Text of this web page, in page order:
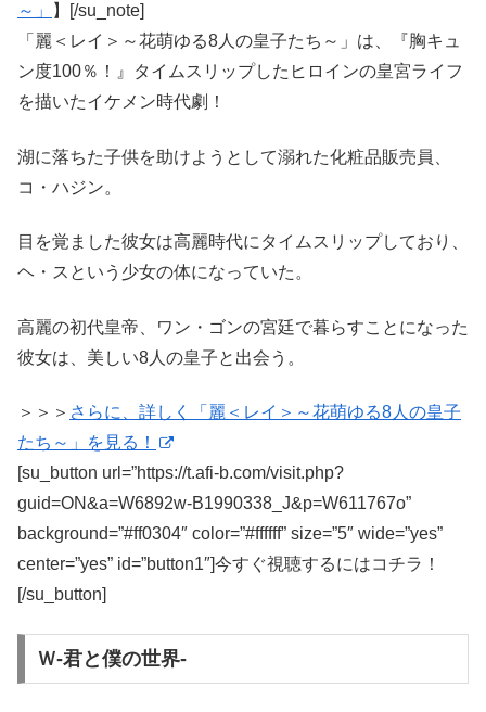
～」
】[/su_note]
「麗＜レイ＞～花萌ゆる8人の皇子たち～」は、『胸キュ
ン度100％！』タイムスリップしたヒロインの皇宮ライフ
を描いたイケメン時代劇！
湖に落ちた子供を助けようとして溺れた化粧品販売員、
コ・ハジン。
目を覚ました彼女は高麗時代にタイムスリップしており、
ヘ・スという少女の体になっていた。
高麗の初代皇帝、ワン・ゴンの宮廷で暮らすことになった
彼女は、美しい8人の皇子と出会う。
＞＞＞ さらに、詳しく「麗＜レイ＞～花萌ゆる8人の皇子
たち～」を見る！
[su_button url=”https://t.afi-b.com/visit.php?
guid=ON&a=W6892w-B1990338_J&p=W611767o”
background=”#ff0304″ color=”#ffffff” size=”5″ wide=”yes”
center=”yes” id=”button1″]今すぐ視聴するにはコチラ！
[/su_button]
Ｗ-君と僕の世界-